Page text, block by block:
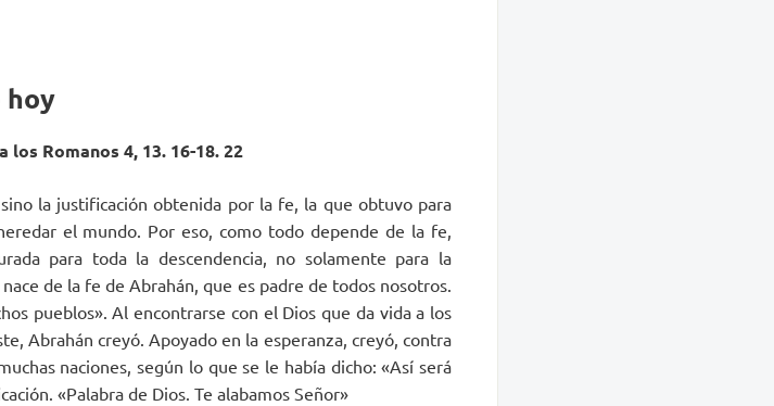
hoy
Romanos 4, 13. 16-18. 22
la justificación obtenida por la fe, la que obtuvo para
el mundo. Por eso, como todo depende de la fe,
para toda la descendencia, no solamente para la
de la fe de Abra­hán, que es padre de todos nosotros.
pueblos». Al encontrarse con el Dios que da vida a los
Abrahán creyó. Apoyado en la esperanza, creyó, contra
naciones, según lo que se le había di­cho: «Así será
«Palabra de Dios. Te alabamos Señor»